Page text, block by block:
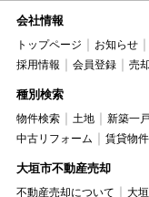
会社情報
トップページ お知らせ
採用情報
会員登録 売
種別検索
物件検索 土地 新築一
中古リフォーム
賃貸物件
大垣市不動産売却
不動産売却について
大